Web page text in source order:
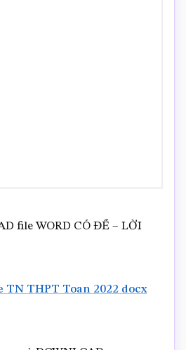
file WORD CÓ ĐỀ – LỜI
TN THPT Toan 2022 docx